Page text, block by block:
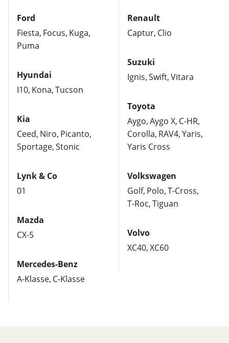
Ford
Fiesta Focus Kuga
Puma
Hyundai
I10 Kona Tucson
Kia
Ceed Niro Picanto
Sportage Stonic
Lynk & Co
01
Mazda
CX-5
Mercedes-Benz
A-Klasse C-Klasse
Renault
Captur Clio
Suzuki
Ignis Swift Vitara
Toyota
Aygo Aygo X C-HR
Corolla RAV4 Yaris
Yaris Cross
Volkswagen
Golf Polo T-Cross
T-Roc Tiguan
Volvo
XC40 XC60